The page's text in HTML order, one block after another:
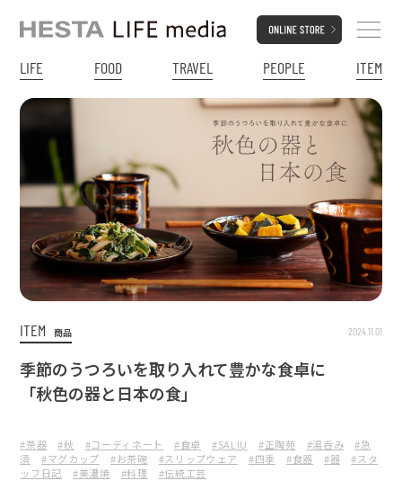
LIFE FOOD TRAVEL PEOPLE ITEM
ITEM 商品 2024.11.01
季節のうつろいを取り入れて豊かな食卓に
「秋色の器と日本の食」
#茶器 #秋 #コーディネート #食卓 #SALIU #正陶苑 #湯呑み
#急
須
#マグカップ #お茶碗 #スリップウェア #四季 #食器 #器
#スタ
ッフ日記
#美濃焼 #料理 #伝統工芸